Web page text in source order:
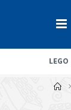
LEGO